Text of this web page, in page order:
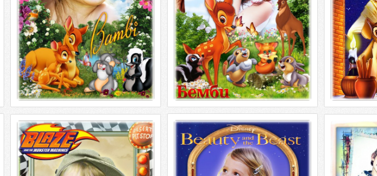
Детская рамка для фотошопа -
Любимые сказочные герои
мультфильмов 5
Детская рамка для фотошопа -
Любимые сказочные герои
Детская рамка для фотошопа -
Любимые сказочные герои
мультфильмов 3
Детская рамка для фотошопа -
Любимые сказочные герои
Рамка
Рамка для
мои
4200| 300